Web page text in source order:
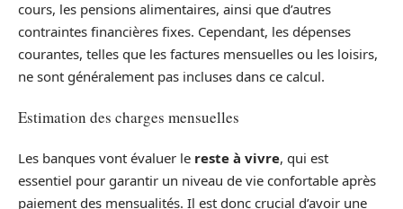
cours, les pensions alimentaires, ainsi que d’autres
contraintes financières fixes. Cependant, les dépenses
courantes, telles que les factures mensuelles ou les loisirs,
ne sont généralement pas incluses dans ce calcul.
Estimation des charges mensuelles
Les banques vont évaluer le reste à vivre, qui est
essentiel pour garantir un niveau de vie confortable après
paiement des mensualités. Il est donc crucial d’avoir une